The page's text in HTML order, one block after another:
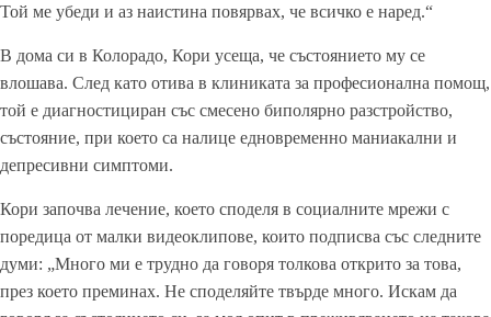
Той ме убеди и аз наистина повярвах, че всичко е наред.“
В дома си в Колорадо, Кори усеща, че състоянието му се
влошава. След като отива в клиниката за професионална помощ,
той е диагностициран със смесено биполярно разстройство,
състояние, при което са налице едновременно маниакални и
депресивни симптоми.
Кори започва лечение, което споделя в социалните мрежи с
поредица от малки видеоклипове, които подписва със следните
думи: „Много ми е трудно да говоря толкова открито за това,
през което преминах. Не споделяйте твърде много. Искам да